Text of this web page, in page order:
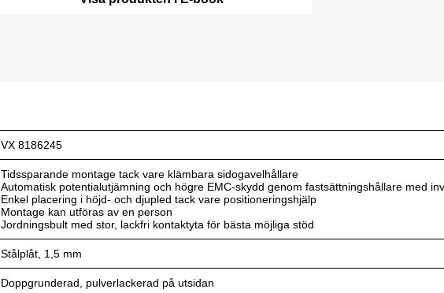
VX 8186245
Tidssparande montage tack vare klämbara sidogavelhållare
Automatisk potentialutjämning och högre EMC-skydd genom fastsättningshållare med
Enkel placering i höjd- och djupled tack vare positioneringshjälp
Montage kan utföras av en person
Jordningsbult med stor, lackfri kontaktyta för bästa möjliga stöd
Stålplåt, 1,5 mm
Doppgrunderad, pulverlackerad på utsidan